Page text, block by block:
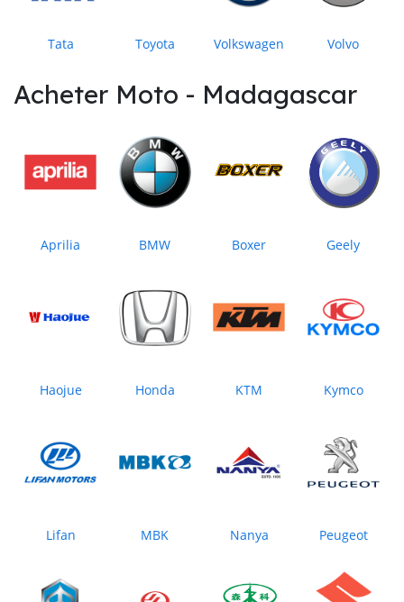
Tata Toyota Volkswagen Volvo
Acheter Moto - Madagascar
Aprilia BMW Boxer Geely
Haojue Honda KTM Kymco
Lifan MBK Nanya Peugeot